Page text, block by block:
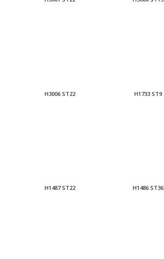
H3006 ST22 H1733 ST9
H1487 ST22 H1486 ST36